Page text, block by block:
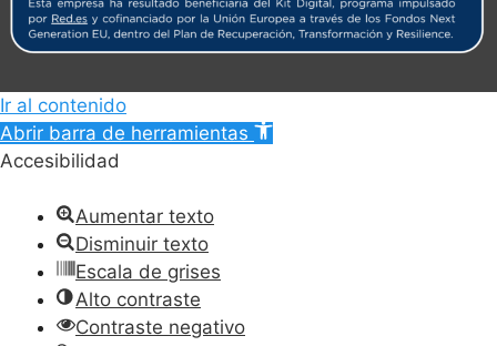
Ir al contenido
Abrir barra de herramientas
Accesibilidad
Aumentar texto
Disminuir texto
Escala de grises
Alto contraste
Contraste negativo